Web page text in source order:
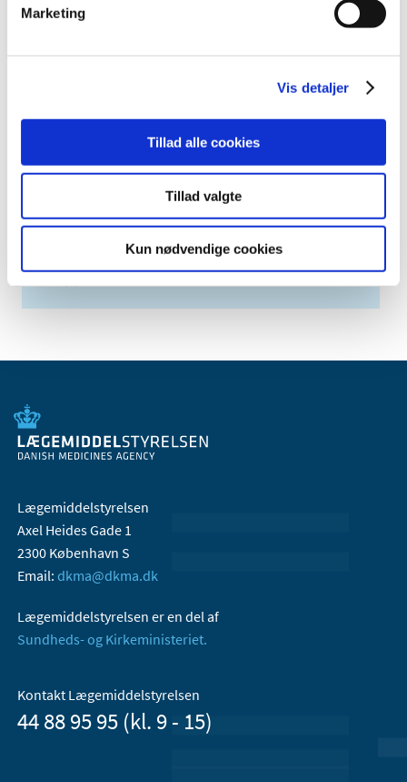
Marketing
Vis detaljer
Tillad alle cookies
Tillad valgte
Kun nødvendige cookies
februar (6)
2009 (14)
2007 (3)
Lægemiddelstyrelsen
Axel Heides Gade 1
2300 København S
Email: dkma@dkma.dk
Lægemiddelstyrelsen er en del af
Sundheds- og Kirkeministeriet.
Kontakt Lægemiddelstyrelsen
44 88 95 95 (kl. 9 - 15)